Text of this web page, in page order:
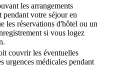
les arrangements
pendant votre séjour en
les réservations d'hôtel ou un
si vous logez
couvrir les éventuelles
urgences médicales pendant